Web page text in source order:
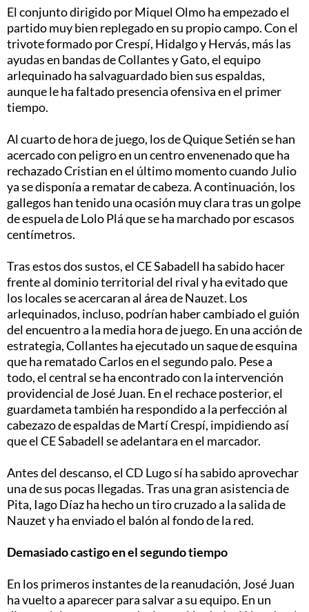
El conjunto dirigido por Miquel Olmo ha empezado el
partido muy bien replegado en su propio campo. Con el
trivote formado por Crespí, Hidalgo y Hervás, más las
ayudas en bandas de Collantes y Gato, el equipo
arlequinado ha salvaguardado bien sus espaldas,
aunque le ha faltado presencia ofensiva en el primer
tiempo.
Al cuarto de hora de juego, los de Quique Setién se han
acercado con peligro en un centro envenenado que ha
rechazado Cristian en el último momento cuando Julio
ya se disponía a rematar de cabeza. A continuación, los
gallegos han tenido una ocasión muy clara tras un golpe
de espuela de Lolo Plá que se ha marchado por escasos
centímetros.
Tras estos dos sustos, el CE Sabadell ha sabido hacer
frente al dominio territorial del rival y ha evitado que
los locales se acercaran al área de Nauzet. Los
arlequinados, incluso, podrían haber cambiado el guión
del encuentro a la media hora de juego. En una acción de
estrategia, Collantes ha ejecutado un saque de esquina
que ha rematado Carlos en el segundo palo. Pese a
todo, el central se ha encontrado con la intervención
providencial de José Juan. En el rechace posterior, el
guardameta también ha respondido a la perfección al
cabezazo de espaldas de Martí Crespí, impidiendo así
que el CE Sabadell se adelantara en el marcador.
Antes del descanso, el CD Lugo sí ha sabido aprovechar
una de sus pocas llegadas. Tras una gran asistencia de
Pita, Iago Díaz ha hecho un tiro cruzado a la salida de
Nauzet y ha enviado el balón al fondo de la red.
Demasiado castigo en el segundo tiempo
En los primeros instantes de la reanudación, José Juan
ha vuelto a aparecer para salvar a su equipo. En un